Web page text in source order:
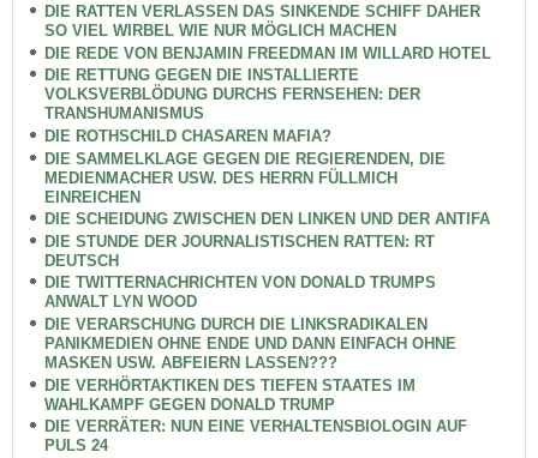
DIE RATTEN VERLASSEN DAS SINKENDE SCHIFF DAHER
SO VIEL WIRBEL WIE NUR MÖGLICH MACHEN
DIE REDE VON BENJAMIN FREEDMAN IM WILLARD HOTEL
DIE RETTUNG GEGEN DIE INSTALLIERTE
VOLKSVERBLÖDUNG DURCHS FERNSEHEN: DER
TRANSHUMANISMUS
DIE ROTHSCHILD CHASAREN MAFIA?
DIE SAMMELKLAGE GEGEN DIE REGIERENDEN, DIE
MEDIENMACHER USW. DES HERRN FÜLLMICH
EINREICHEN
DIE SCHEIDUNG ZWISCHEN DEN LINKEN UND DER ANTIFA
DIE STUNDE DER JOURNALISTISCHEN RATTEN: RT
DEUTSCH
DIE TWITTERNACHRICHTEN VON DONALD TRUMPS
ANWALT LYN WOOD
DIE VERARSCHUNG DURCH DIE LINKSRADIKALEN
PANIKMEDIEN OHNE ENDE UND DANN EINFACH OHNE
MASKEN USW. ABFEIERN LASSEN???
DIE VERHÖRTAKTIKEN DES TIEFEN STAATES IM
WAHLKAMPF GEGEN DONALD TRUMP
DIE VERRÄTER: NUN EINE VERHALTENSBIOLOGIN AUF
PULS 24